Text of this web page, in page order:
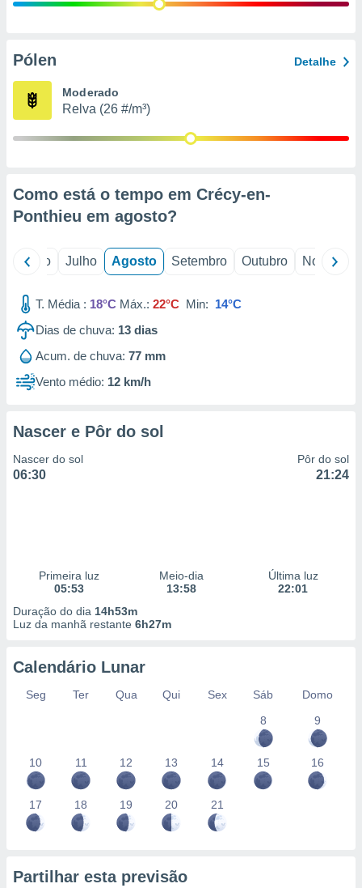
e
de
Pólen Detalhe
Moderado
Relva (26 #/m³)
Como está o tempo em Crécy-en-
Ponthieu em agosto?
Junho Julho Agosto Setembro Outubro Novembro
T. Média : 18°C Máx.: 22°C Min: 14°C
Dias de chuva: 13 dias
Acum. de chuva: 77 mm
Vento médio: 12 km/h
Nascer e Pôr do sol
Nascer do sol
06:30
Pôr do sol
21:24
Primeira luz
05:53
Meio-dia
13:58
Última luz
22:01
Duração do dia 14h53m
Luz da manhã restante 6h27m
Calendário Lunar
Seg Ter Qua Qui Sex Sáb
Domo
8
9
10 11 12 13 14 15 16
17 18 19 20 21
Partilhar esta previsão